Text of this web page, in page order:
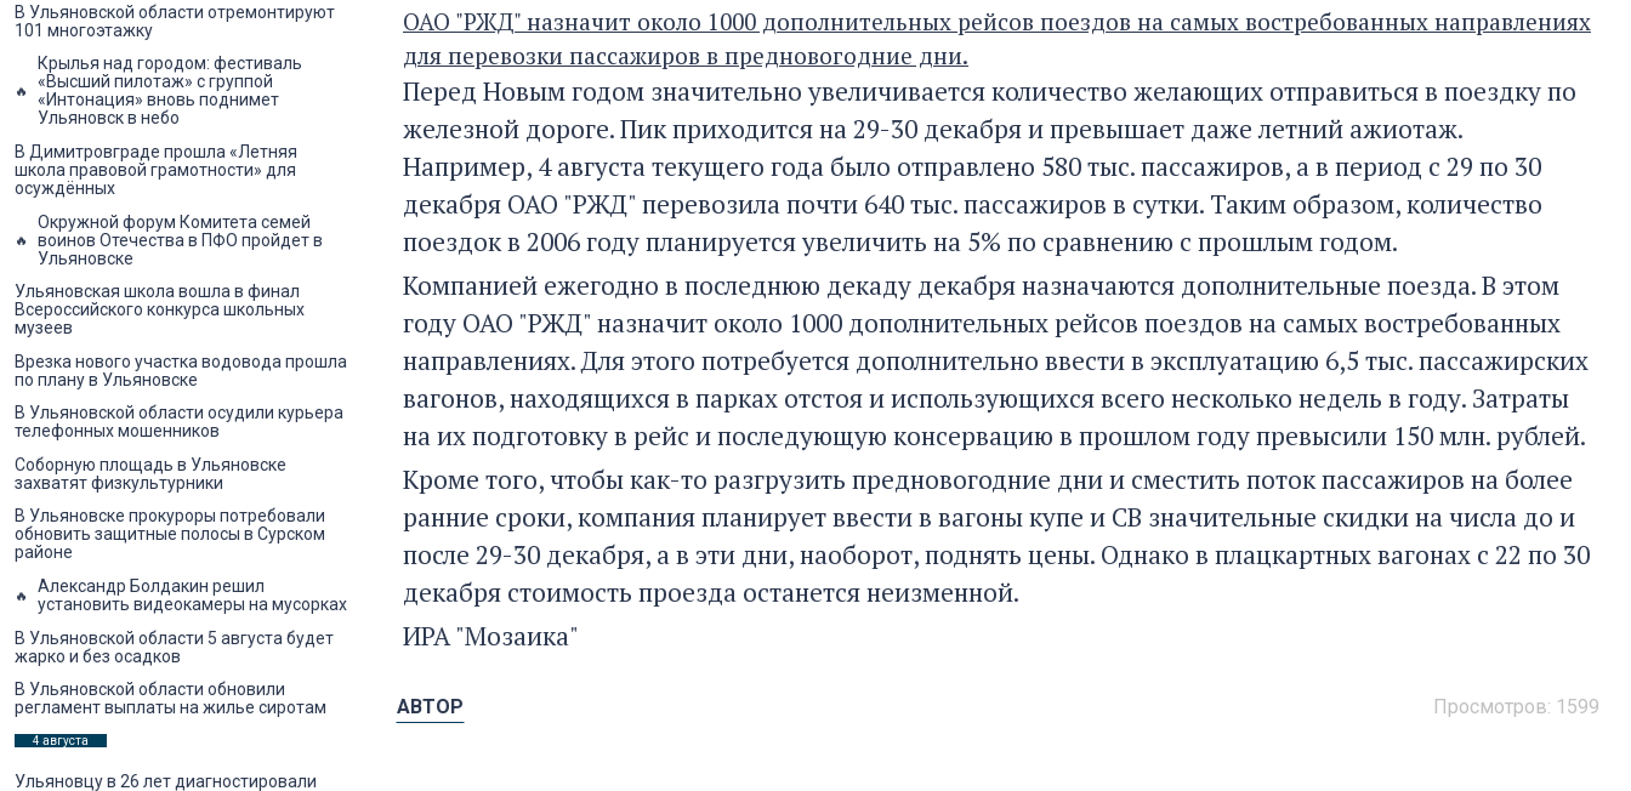
ОАО "РЖД" назначит около 1000 дополнительных рейсов поездов на самых востребованных направлениях
для перевозки пассажиров в предновогодние дни.
Перед Новым годом значительно увеличивается количество желающих отправиться в поездку по
железной дороге. Пик приходится на 29-30 декабря и превышает даже летний ажиотаж.
Например, 4 августа текущего года было отправлено 580 тыс. пассажиров, а в период с 29 по 30
декабря ОАО "РЖД" перевозила почти 640 тыс. пассажиров в сутки. Таким образом, количество
поездок в 2006 году планируется увеличить на 5% по сравнению с прошлым годом.
Компанией ежегодно в последнюю декаду декабря назначаются дополнительные поезда. В этом
году ОАО "РЖД" назначит около 1000 дополнительных рейсов поездов на самых востребованных
направлениях. Для этого потребуется дополнительно ввести в эксплуатацию 6,5 тыс. пассажирских
вагонов, находящихся в парках отстоя и использующихся всего несколько недель в году. Затраты
на их подготовку в рейс и последующую консервацию в прошлом году превысили 150 млн. рублей.
Кроме того, чтобы как-то разгрузить предновогодние дни и сместить поток пассажиров на более
ранние сроки, компания планирует ввести в вагоны купе и СВ значительные скидки на числа до и
после 29-30 декабря, а в эти дни, наоборот, поднять цены. Однако в плацкартных вагонах с 22 по 30
декабря стоимость проезда останется неизменной.
ИРА "Мозаика"
Просмотров: 1599
АВТОР
В Ульяновской области отремонтируют
101 многоэтажку
Крылья над городом: фестиваль
«Высший пилотаж» с группой
«Интонация» вновь поднимет
Ульяновск в небо
В Димитровграде прошла «Летняя
школа правовой грамотности» для
осуждённых
Окружной форум Комитета семей
воинов Отечества в ПФО пройдет в
Ульяновске
Ульяновская школа вошла в финал
Всероссийского конкурса школьных
музеев
Врезка нового участка водовода прошла
по плану в Ульяновске
В Ульяновской области осудили курьера
телефонных мошенников
Соборную площадь в Ульяновске
захватят физкультурники
В Ульяновске прокуроры потребовали
обновить защитные полосы в Сурском
районе
Александр Болдакин решил
установить видеокамеры на мусорках
В Ульяновской области 5 августа будет
жарко и без осадков
В Ульяновской области обновили
регламент выплаты на жилье сиротам
4 августа
Ульяновцу в 26 лет диагностировали